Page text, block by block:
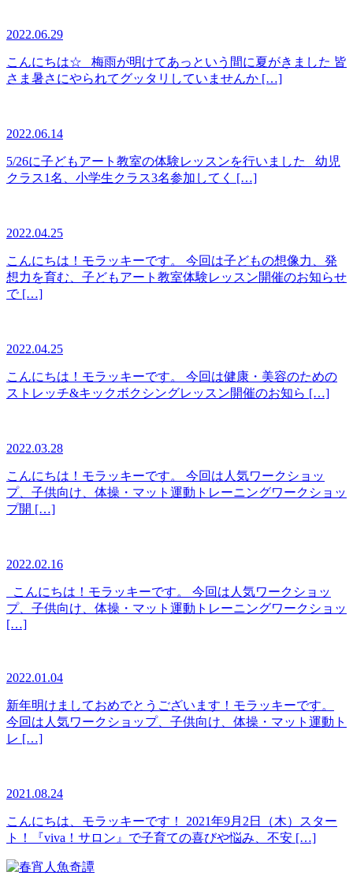
2022.06.29
こんにちは☆ 梅雨が明けてあっという間に夏がきました 皆
さま暑さにやられてグッタリしていませんか […]
2022.06.14
5/26に子どもアート教室の体験レッスンを行いました 幼児
クラス1名、小学生クラス3名参加してく […]
2022.04.25
こんにちは！モラッキーです。 今回は子どもの想像力、発
想力を育む、子どもアート教室体験レッスン開催のお知らせ
で […]
2022.04.25
こんにちは！モラッキーです。 今回は健康・美容のための
ストレッチ&キックボクシングレッスン開催のお知ら […]
2022.03.28
こんにちは！モラッキーです。 今回は人気ワークショッ
プ、子供向け、体操・マット運動トレーニングワークショッ
プ開 […]
2022.02.16
こんにちは！モラッキーです。 今回は人気ワークショッ
プ、子供向け、体操・マット運動トレーニングワークショッ
[…]
2022.01.04
新年明けましておめでとうございます！モラッキーです。
今回は人気ワークショップ、子供向け、体操・マット運動ト
レ […]
2021.08.24
こんにちは、モラッキーです！ 2021年9月2日（木）スター
ト！『viva！サロン』で子育ての喜びや悩み、不安 […]